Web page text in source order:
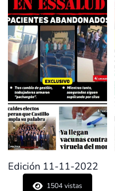
Edición 11-11-2022
1504 vistas